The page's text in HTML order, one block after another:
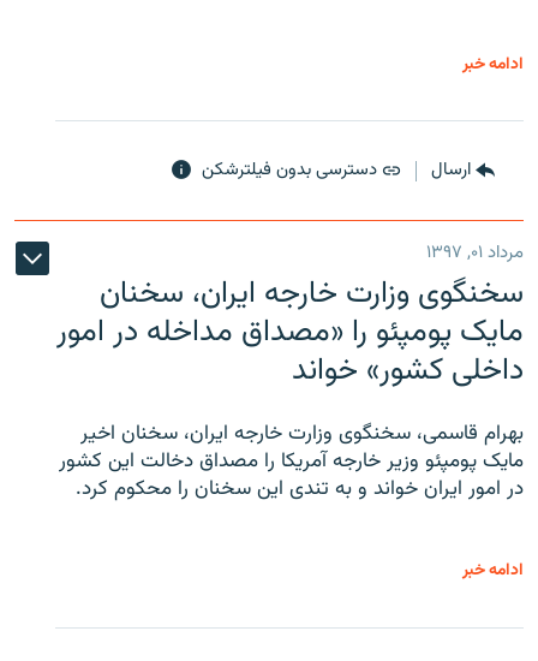
ادامه خبر
ارسال دسترسی بدون فیلترشکن
مرداد ۰۱, ۱۳۹۷
سخنگوی وزارت خارجه ایران، سخنان
مایک پومپئو را «مصداق مداخله در امور
داخلی کشور» خواند
بهرام قاسمی، سخنگوی وزارت خارجه ایران، سخنان اخیر
مایک پومپئو وزیر خارجه آمریکا را مصداق دخالت این کشور
در امور ایران خواند و به تندی این سخنان را محکوم کرد.
ادامه خبر